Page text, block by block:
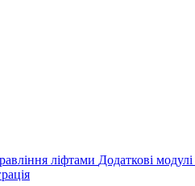
ліфтами Додаткові модулі